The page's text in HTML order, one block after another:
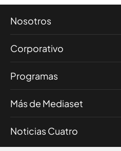
Nosotros
Corporativo
Programas
Más de Mediaset
Noticias Cuatro